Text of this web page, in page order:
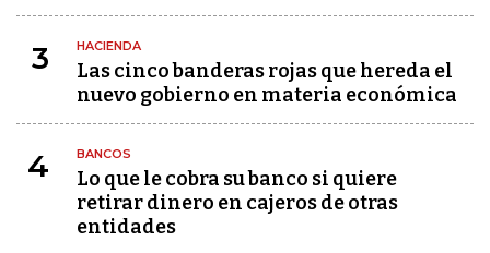
3 HACIENDA
Las cinco banderas rojas que hereda el
nuevo gobierno en materia económica
4 BANCOS
Lo que le cobra su banco si quiere
retirar dinero en cajeros de otras
entidades